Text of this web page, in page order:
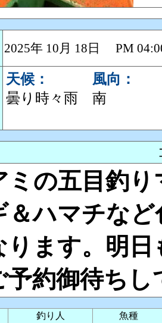
2025年 10月 18日 PM
天候：
曇り時々雨
風向：
南
ミの五目釣
＆ハマチな
ります。明
予約御待ちし
釣り人
魚種